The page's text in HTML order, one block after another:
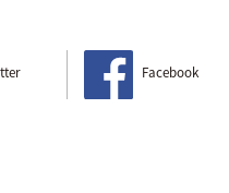
Facebook